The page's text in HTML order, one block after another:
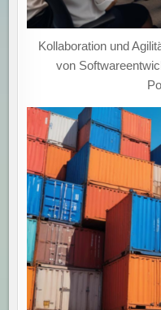
Kollaboration und
von